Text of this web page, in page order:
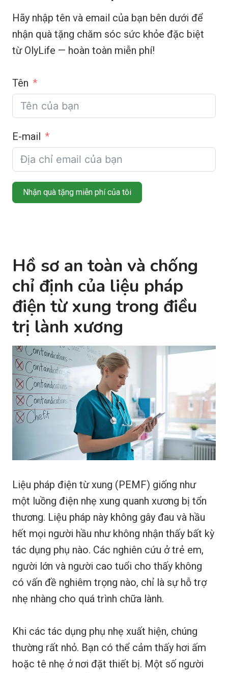
Hãy nhập tên và email của bạn bên dưới để
nhận quà tặng chăm sóc sức khỏe đặc biệt
từ OlyLife — hoàn toàn miễn phí!
Tên
E-mail
Nhận quà tặng miễn phí của tôi
Hồ sơ an toàn và chống
chỉ định của liệu pháp
điện từ xung trong điều
trị lành xương
Liệu pháp điện từ xung (PEMF) giống như
một luồng điện nhẹ xung quanh xương bị tổn
thương. Liệu pháp này không gây đau và hầu
hết mọi người hầu như không nhận thấy bất kỳ
tác dụng phụ nào. Các nghiên cứu ở trẻ em,
người lớn và người cao tuổi cho thấy không
có vấn đề nghiêm trọng nào, chỉ là sự hỗ trợ
nhẹ nhàng cho quá trình chữa lành.
Khi các tác dụng phụ nhẹ xuất hiện, chúng
thường rất nhỏ. Bạn có thể cảm thấy hơi ấm
hoặc tê nhẹ ở nơi đặt thiết bị. Một số người